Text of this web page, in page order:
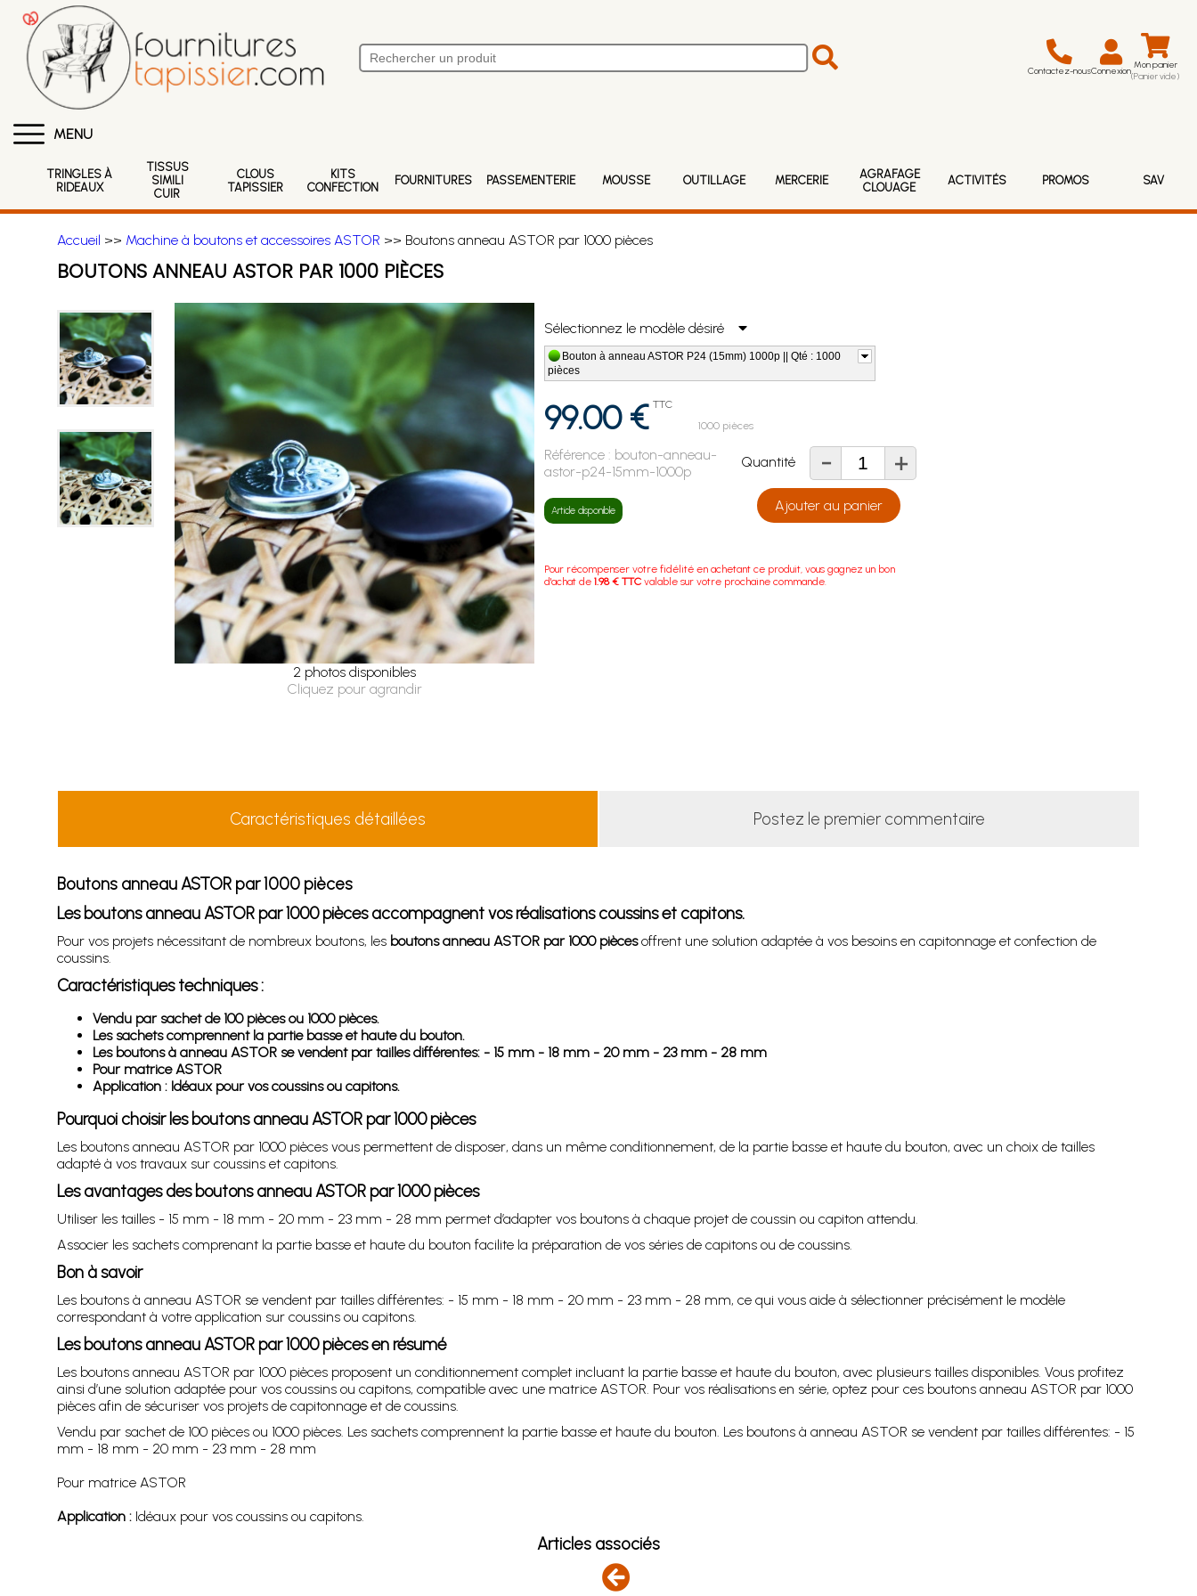
Contactez-nousConnexion Mon panier
(Panier vide)
MENU
TRINGLES À
RIDEAUX
TISSUS
SIMILI
CUIR
CLOUS
TAPISSIER
KITS
CONFECTION
FOURNITURES PASSEMENTERIE MOUSSE OUTILLAGE MERCERIE
AGRAFAGE
CLOUAGE
ACTIVITÉS PROMOS SAV
Accueil >> Machine à boutons et accessoires ASTOR >> Boutons anneau ASTOR par 1000 pièces
BOUTONS ANNEAU ASTOR PAR 1000 PIÈCES
2 photos disponibles
Cliquez pour agrandir
Sélectionnez le modèle désiré
Bouton à anneau ASTOR P24 (15mm) 1000p || Qté : 1000
pièces
99.00 € TTC
1000 pièces
Référence : bouton-anneau-
astor-p24-15mm-1000p
Article disponible
Quantité - +
Ajouter au panier
Pour récompenser votre fidélité en achetant ce produit, vous gagnez un bon
d'achat de1.98 € TTC valable sur votre prochaine commande.
Caractéristiques détaillées Postez le premier commentaire
Boutons anneau ASTOR par 1000 pièces
Les boutons anneau ASTOR par 1000 pièces accompagnent vos réalisations coussins et capitons.
Pour vos projets nécessitant de nombreux boutons, les boutons anneau ASTOR par 1000 piècesoffrent une solution adaptée à vos besoins en capitonnage et confection de
coussins.
Caractéristiques techniques :
Vendu par sachet de 100 pièces ou 1000 pièces.
Les sachets comprennent la partie basse et haute du bouton.
Les boutons à anneau ASTOR se vendent par tailles différentes: - 15 mm - 18 mm - 20 mm - 23 mm - 28 mm
Pour matrice ASTOR
Application : Idéaux pour vos coussins ou capitons.
Pourquoi choisir les boutons anneau ASTOR par 1000 pièces
Les boutons anneau ASTOR par 1000 pièces vous permettent de disposer, dans un même conditionnement, de la partie basse et haute du bouton, avec un choix de tailles
adapté à vos travaux sur coussins et capitons.
Les avantages des boutons anneau ASTOR par 1000 pièces
Utiliser les tailles - 15 mm - 18 mm - 20 mm - 23 mm - 28 mm permet d’adapter vos boutons à chaque projet de coussin ou capiton attendu.
Associer les sachets comprenant la partie basse et haute du bouton facilite la préparation de vos séries de capitons ou de coussins.
Bon à savoir
Les boutons à anneau ASTOR se vendent par tailles différentes: - 15 mm - 18 mm - 20 mm - 23 mm - 28 mm, ce qui vous aide à sélectionner précisément le modèle
correspondant à votre application sur coussins ou capitons.
Les boutons anneau ASTOR par 1000 pièces en résumé
Les boutons anneau ASTOR par 1000 pièces proposent un conditionnement complet incluant la partie basse et haute du bouton, avec plusieurs tailles disponibles. Vous profitez
ainsi d’une solution adaptée pour vos coussins ou capitons, compatible avec une matrice ASTOR. Pour vos réalisations en série, optez pour ces boutons anneau ASTOR par 1000
pièces afin de sécuriser vos projets de capitonnage et de coussins.
Vendu par sachet de 100 pièces ou 1000 pièces. Les sachets comprennent la partie basse et haute du bouton. Les boutons à anneau ASTOR se vendent par tailles différentes: - 15
mm - 18 mm - 20 mm - 23 mm - 28 mm
Pour matrice ASTOR
Application :Idéaux pour vos coussins ou capitons.
Articles associés